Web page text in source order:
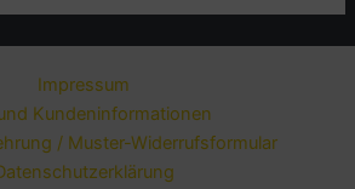
Impressum
Kundeninformationen
/ Muster-Widerrufsformular